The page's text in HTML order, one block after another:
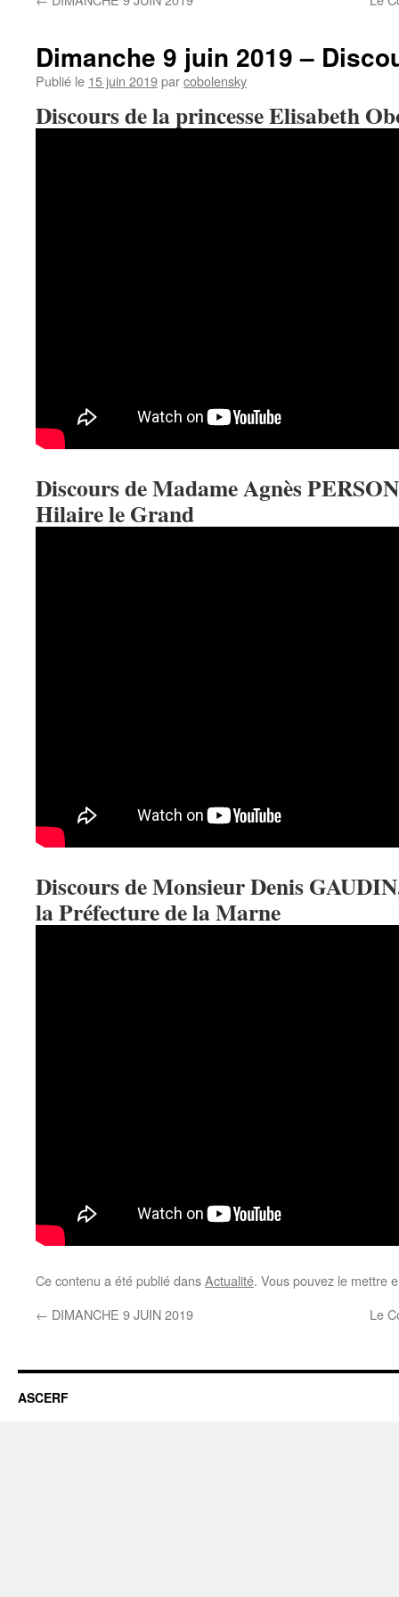
Dimanche 9 juin 2019 –
Publié le 15 juin 2019parcobolensky
Discours de la princesse Elisabeth
Discours de Madame Agnès
Hilaire le Grand
Discours de Monsieur Denis
la Préfecture de la Marne
Ce contenu a été publié dansActualité. Vous pouvez le mettre
← DIMANCHE 9 JUIN 2019 Le
ASCERF